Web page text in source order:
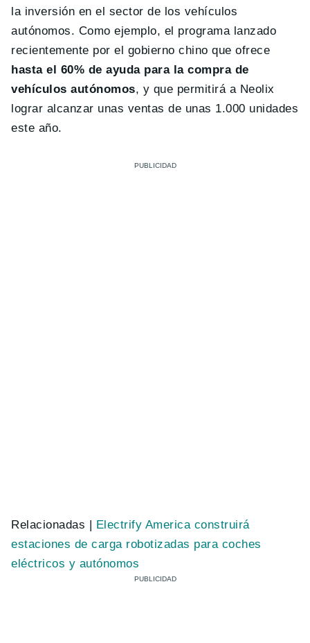
la inversión en el sector de los vehículos
autónomos. Como ejemplo, el programa lanzado
recientemente por el gobierno chino que ofrece
hasta el 60% de ayuda para la compra de
vehículos autónomos, y que permitirá a Neolix
lograr alcanzar unas ventas de unas 1.000 unidades
este año.
Relacionadas | Electrify America construirá
estaciones de carga robotizadas para coches
eléctricos y autónomos